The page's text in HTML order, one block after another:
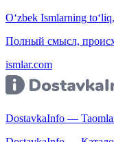
O‘zbek Ismlarning
Полный смысл,
ismlar.com
DostavkaInfo —